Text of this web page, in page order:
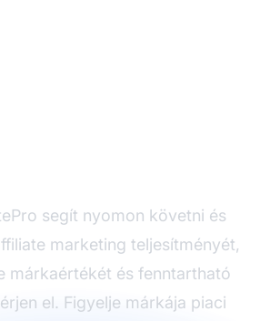
segít nyomon követni és
marketing teljesítményét,
márkaértékét és fenntartható
el. Figyelje márkája piaci